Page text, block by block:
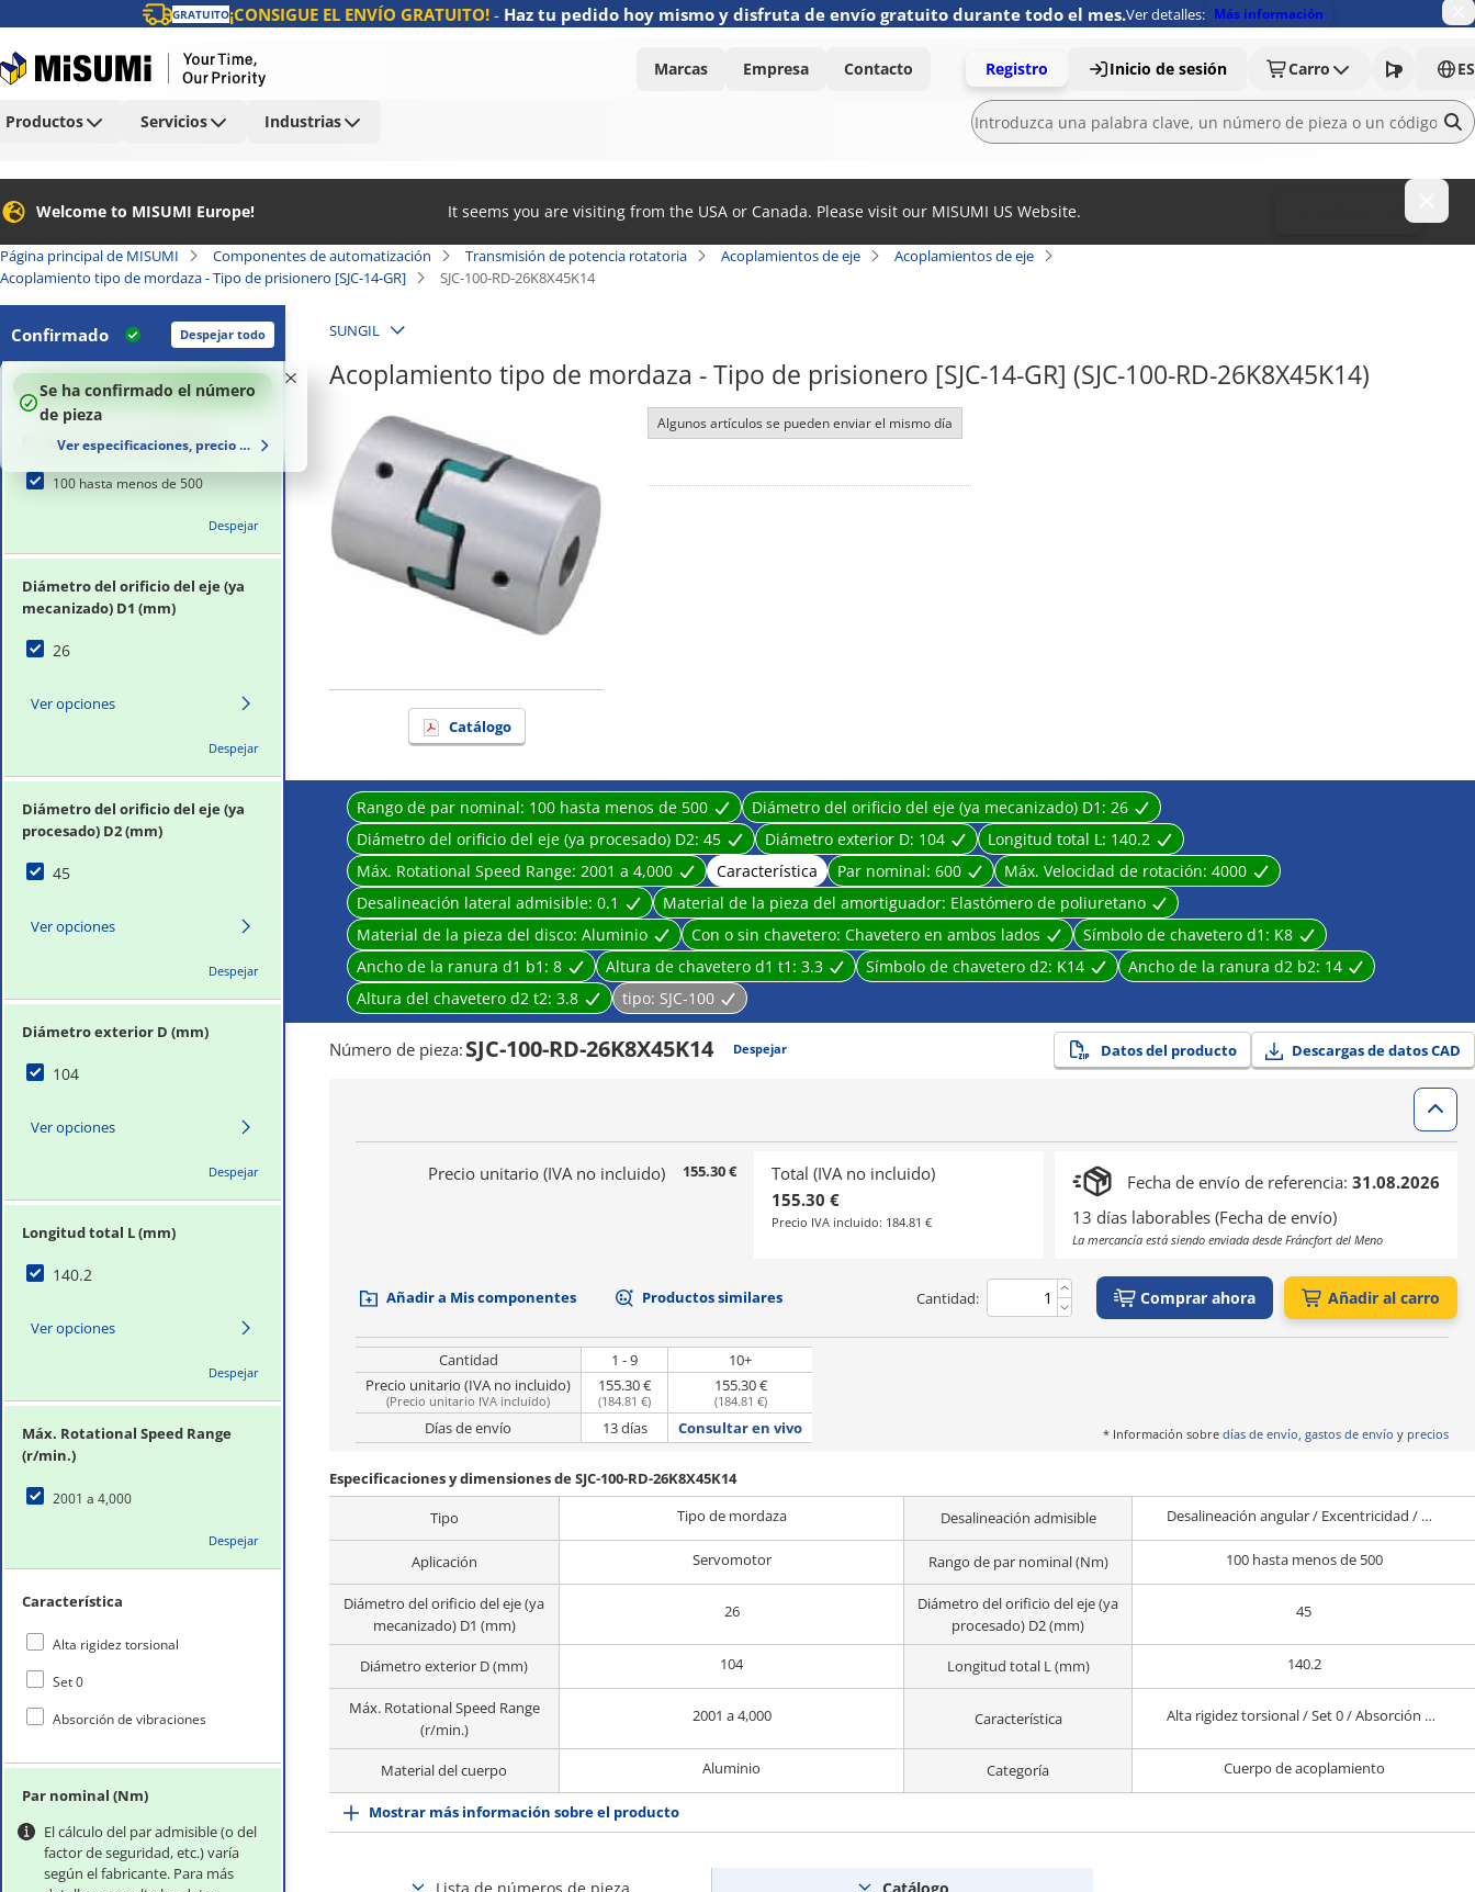
GRATUITO¡CONSIGUE EL ENVÍO GRATUITO!- Haz tu pedido hoy mismo y disfruta de envío gratuito durante todo el mes.Ver detalles: Más información
Marcas Empresa Contacto Registro Inicio de sesión Carro ES
Productos Servicios Industrias
Welcome to MISUMI Europe! It seems you are visiting from the USA or Canada. Please visit our MISUMI US Website.
Página principal de MISUMI Componentes de automatización Transmisión de potencia rotatoria Acoplamientos de eje
Acoplamientos de eje
Acoplamiento tipo de mordaza - Tipo de prisionero [SJC-14-GR]
SJC-100-RD-26K8X45K14
Confirmado Despejar todo
100%
Se ha confirmado el número
de pieza
Ver especificaciones, precio y plazo de entrega
Rango de par nominal (Nm)
100 hasta menos de 500
Despejar
Diámetro del orificio del eje (ya
mecanizado) D1 (mm)
26
Ver opciones
Despejar
Diámetro del orificio del eje (ya
procesado) D2 (mm)
45
Ver opciones
Despejar
Diámetro exterior D (mm)
104
Ver opciones
Despejar
Longitud total L (mm)
140.2
Ver opciones
Despejar
Máx. Rotational Speed Range
(r/min.)
2001 a 4,000
Despejar
Característica
Alta rigidez torsional
Set 0
Absorción de vibraciones
Par nominal (Nm)
El cálculo del par admisible (o del
factor de seguridad, etc.) varía
según el fabricante. Para más
SUNGIL
Acoplamiento tipo de mordaza - Tipo de prisionero [SJC-14-GR] (SJC-100-RD-26K8X45K14)
Catálogo
Algunos artículos se pueden enviar el mismo día
Rango de par nominal: 100 hasta menos de 500 Diámetro del orificio del eje (ya mecanizado) D1: 26
Diámetro del orificio del eje (ya procesado) D2: 45 Diámetro exterior D: 104 Longitud total L: 140.2
Máx. Rotational Speed Range: 2001 a 4,000 Característica Par nominal: 600 Máx. Velocidad de rotación: 4000
Desalineación lateral admisible: 0.1 Material de la pieza del amortiguador: Elastómero de poliuretano
Material de la pieza del disco: Aluminio Con o sin chavetero: Chavetero en ambos lados Símbolo de chavetero d1: K8
Ancho de la ranura d1 b1: 8 Altura de chavetero d1 t1: 3.3 Símbolo de chavetero d2: K14 Ancho de la ranura d2 b2: 14
Altura del chavetero d2 t2: 3.8 tipo: SJC-100
Número de pieza: SJC-100-RD-26K8X45K14 Despejar Datos del producto Descargas de datos CAD
Precio unitario (IVA no incluido) 155.30 €
Total (IVA no incluido)
155.30 €
Precio IVA incluido: 184.81 €
Fecha de envío de referencia: 31.08.2026
13 días laborables (Fecha de envío)
La mercancía está siendo enviada desde Fráncfort del Meno
Añadir a Mis componentes Productos similares Cantidad: Comprar ahora Añadir al carro
Cantidad 1 - 9
10+
Precio unitario (IVA no incluido)
(Precio unitario IVA incluido)
155.30 €
(184.81 €)
155.30 €
(184.81 €)
Días de envío 13 días Consultar en vivo * Información sobre días de envío, gastos de envío y precios
Especificaciones y dimensiones de SJC-100-RD-26K8X45K14
Tipo
Tipo de mordaza Desalineación admisible Desalineación angular / Excentricidad / Desalineación axial
Aplicación Servomotor Rango de par nominal (Nm) 100 hasta menos de 500
Diámetro del orificio del eje (ya
mecanizado) D1 (mm)
26
Diámetro del orificio del eje (ya
procesado) D2 (mm)
45
Diámetro exterior D (mm) 104 Longitud total L (mm) 140.2
Máx. Rotational Speed Range
(r/min.)
2001 a 4,000 Característica Alta rigidez torsional / Set 0 / Absorción de vibraciones
Material del cuerpo Aluminio Categoría Cuerpo de acoplamiento
Mostrar más información sobre el producto